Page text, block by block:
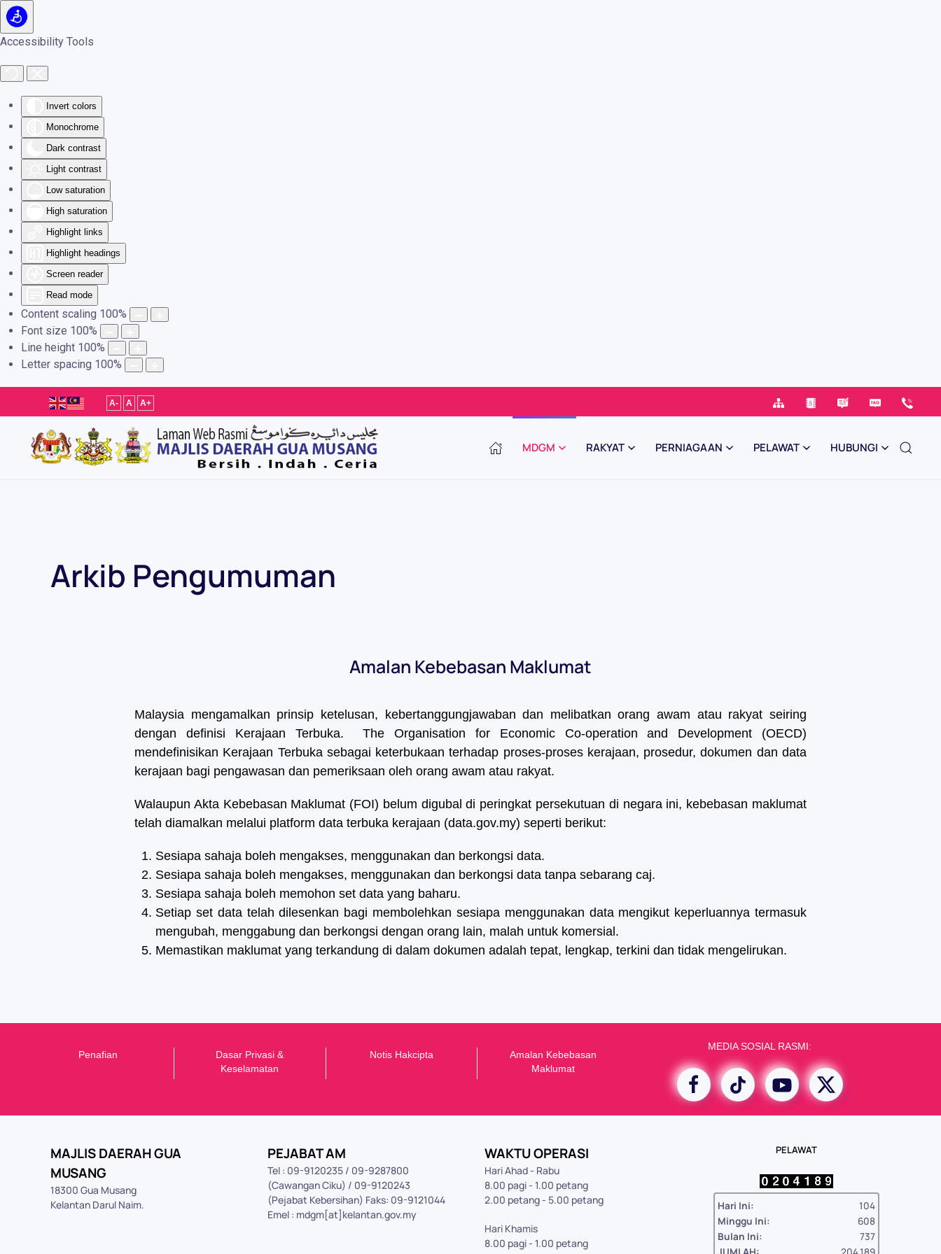
Accessibility Tools
Invert colors
Monochrome
Dark contrast
Light contrast
Low saturation
High saturation
Highlight links
Highlight headings
Screen reader
Read mode
Content scaling 100%
Font size 100%
Line height 100%
Letter spacing 100%
Skip to main content
A- A A+
MDGM RAKYAT PERNIAGAAN PELAWAT HUBUNGI
Arkib Pengumuman
Amalan Kebebasan Maklumat
Malaysia mengamalkan prinsip ketelusan, kebertanggungjawaban dan melibatkan orang awam atau rakyat seiring
dengan definisi Kerajaan Terbuka. The Organisation for Economic Co-operation and Development (OECD)
mendefinisikan Kerajaan Terbuka sebagai keterbukaan terhadap proses-proses kerajaan, prosedur, dokumen dan data
kerajaan bagi pengawasan dan pemeriksaan oleh orang awam atau rakyat.
Walaupun Akta Kebebasan Maklumat (FOI) belum digubal di peringkat persekutuan di negara ini, kebebasan maklumat
telah diamalkan melalui platform data terbuka kerajaan (data.gov.my) seperti berikut:
Sesiapa sahaja boleh mengakses, menggunakan dan berkongsi data.
Sesiapa sahaja boleh mengakses, menggunakan dan berkongsi data tanpa sebarang caj.
Sesiapa sahaja boleh memohon set data yang baharu.
Setiap set data telah dilesenkan bagi membolehkan sesiapa menggunakan data mengikut keperluannya termasuk
mengubah, menggabung dan berkongsi dengan orang lain, malah untuk komersial.
Memastikan maklumat yang terkandung di dalam dokumen adalah tepat, lengkap, terkini dan tidak mengelirukan.
Penafian
Dasar Privasi &
Keselamatan
Notis Hakcipta
Amalan Kebebasan
Maklumat
MEDIA SOSIAL RASMI:
MAJLIS DAERAH GUA
MUSANG
18300 Gua Musang
Kelantan Darul Naim.
PEJABAT AM
Tel : 09-9120235 / 09-9287800
(Cawangan Ciku) / 09-9120243
(Pejabat Kebersihan) Faks: 09-9121044
Emel : mdgm[at]kelantan.gov.my
WAKTU OPERASI
Hari Ahad - Rabu
8.00 pagi - 1.00 petang
2.00 petang - 5.00 petang
Hari Khamis
8.00 pagi - 1.00 petang
PELAWAT
Hari Ini:
104
Minggu Ini:
608
Bulan Ini:
737